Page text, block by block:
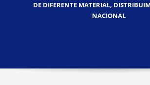
DE DIFERENTE MATERIAL,
NACIONAL